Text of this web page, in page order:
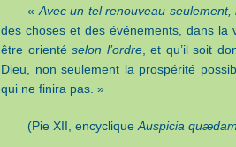
« Avec un tel renouveau
des choses et des événements, dans la
être orientéselon l’ordre, et qu’il soit
Dieu, non seulement la prospérité
qui ne finira pas. »
(Pie XII, encyclique Auspicia